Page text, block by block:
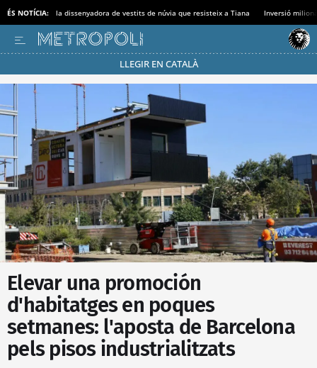
ÉS NOTÍCIA: la dissenyadora de vestits de núvia que resisteix a Tiana Inversió
LLEGIR EN CATALÀ
Passa’t al mode estalvi
Elevar una promoción
d'habitatges en poques
setmanes: l'aposta de Barcelona
pels pisos industrialitzats